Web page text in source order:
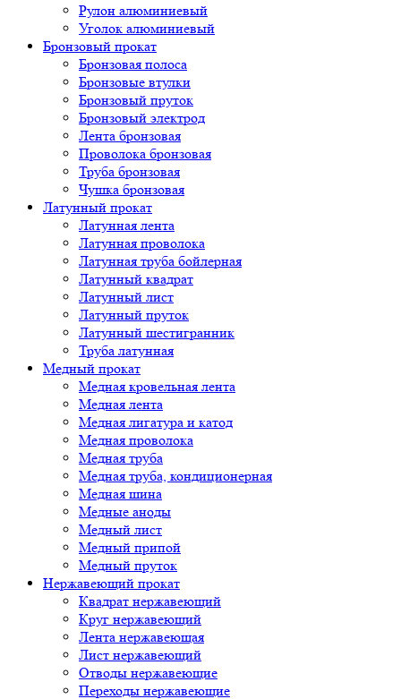
Рулон алюминиевый
Уголок алюминиевый
Бронзовый прокат
Бронзовая полоса
Бронзовые втулки
Бронзовый пруток
Бронзовый электрод
Лента бронзовая
Проволока бронзовая
Труба бронзовая
Чушка бронзовая
Латунный прокат
Латунная лента
Латунная проволока
Латунная труба бойлерная
Латунный квадрат
Латунный лист
Латунный пруток
Латунный шестигранник
Труба латунная
Медный прокат
Медная кровельная лента
Медная лента
Медная лигатура и катод
Медная проволока
Медная труба
Медная труба, кондиционерная
Медная шина
Медные аноды
Медный лист
Медный припой
Медный пруток
Нержавеющий прокат
Квадрат нержавеющий
Круг нержавеющий
Лента нержавеющая
Лист нержавеющий
Отводы нержавеющие
Переходы нержавеющие